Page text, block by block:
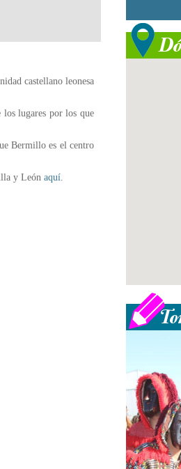
castellano leonesa
lugares por los que
Bermillo es el centro
y León aquí.